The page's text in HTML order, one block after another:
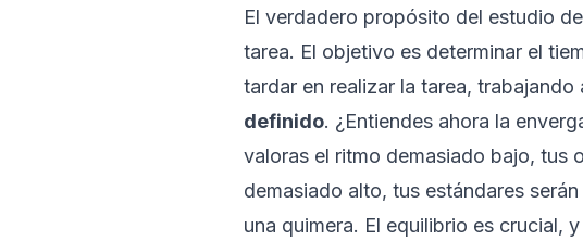
El verdadero propósito del estudio
tarea. El objetivo es determinar el
tardar en realizar la tarea, trabajando
definido. ¿Entiendes ahora la
valoras el ritmo demasiado bajo, tus
demasiado alto, tus estándares
una quimera. El equilibrio es crucial,